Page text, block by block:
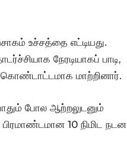
உச்சத்தை எட்டியது.
நேரடியாகப் பாடி,
மாற்றினார்.
போல ஆற்றலுடனும்
10 நிமிட நடன